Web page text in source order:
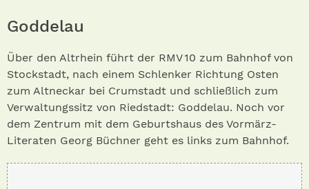
Goddelau
Über den Altrhein führt der RMV 10 zum Bahnhof von
Stockstadt, nach einem Schlenker Richtung Osten
zum Altneckar bei Crumstadt und schließlich zum
Verwaltungssitz von Riedstadt: Goddelau. Noch vor
dem Zentrum mit dem Geburtshaus des Vormärz-
Literaten Georg Büchner geht es links zum Bahnhof.